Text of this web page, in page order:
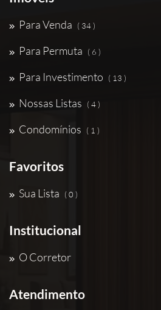
Para Venda ( 34 )
Para Permuta ( 6 )
Para Investimento ( 13 )
Nossas Listas ( 4 )
Condomínios ( 1 )
Favoritos
Sua Lista ( 0 )
Institucional
O Corretor
Atendimento